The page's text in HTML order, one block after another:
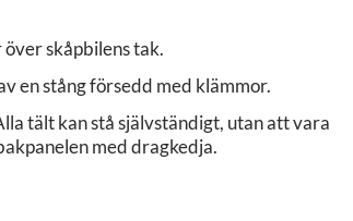
skåpbilens tak.
en stång försedd med klämmor.
tält kan stå självständigt, utan att vara
med dragkedja.